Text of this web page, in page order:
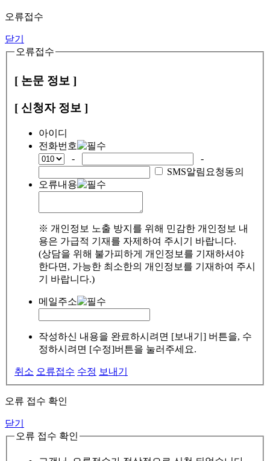
오류접수
닫기
오류접수
[ 논문 정보 ]
[ 신청자 정보 ]
아이디
전화번호
-
-
SMS알림요청동의
오류내용
※ 개인정보 노출 방지를 위해 민감한 개인정보 내
용은 가급적 기재를 자제하여 주시기 바랍니다.
(상담을 위해 불가피하게 개인정보를 기재하셔야
한다면, 가능한 최소한의 개인정보를 기재하여 주시
기 바랍니다.)
메일주소
작성하신 내용을 완료하시려면 [보내기] 버튼을, 수
정하시려면 [수정]버튼을 눌러주세요.
취소 오류접수 수정 보내기
오류 접수 확인
닫기
오류 접수 확인